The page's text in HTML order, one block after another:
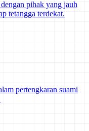
pihak yang jauh
tetangga terdekat.
pertengkaran suami